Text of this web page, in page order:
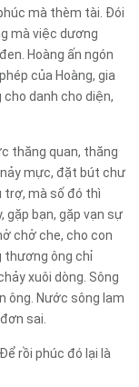
mà thèm tài. Đói
mà việc dương
Hoàng ấn ngón
của Hoàng, gia
danh cho diện,
thăng quan, thăng
mực, đặt bút chư
trợ, mà số đó thì
gặp bạn, gặp vạn sự
chở che, cho con
thương ông chỉ
xuôi dòng. Sông
ông. Nước sông lam
sai.
rồi phúc đó lại là